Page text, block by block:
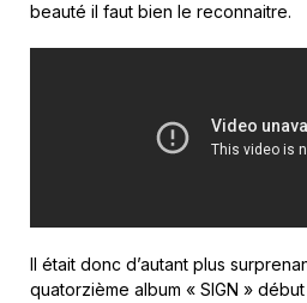
beauté il faut bien le reconnaitre.
Il était donc d’autant plus
quatorzième album « SIGN »